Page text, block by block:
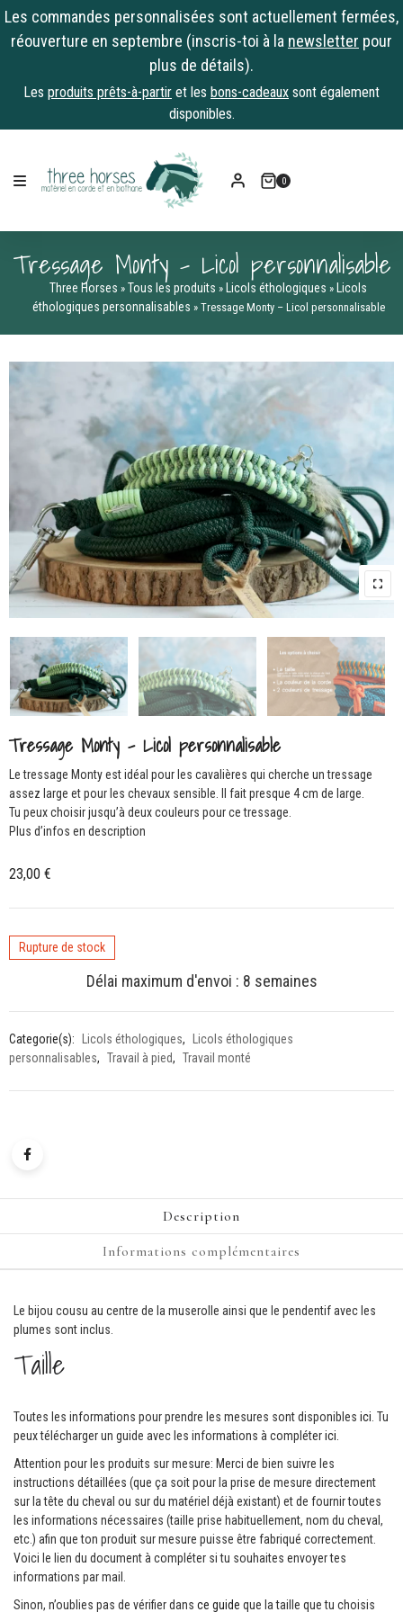
Les commandes personnalisées sont actuellement fermées,
réouverture en septembre (inscris-toi à la newsletter pour
plus de détails).
Les produits prêts-à-partir et les bons-cadeaux sont également
disponibles.
content
0
Tressage Monty – Licol personnalisable
Three Horses » Tous les produits » Licols éthologiques » Licols
éthologiques personnalisables » Tressage Monty – Licol personnalisable
Tressage Monty – Licol personnalisable
Le tressage Monty est idéal pour les cavalières qui cherche un tressage
assez large et pour les chevaux sensible. Il fait presque 4 cm de large.
Tu peux choisir jusqu’à deux couleurs pour ce tressage.
Plus d’infos en description
23,00 €
Rupture de stock
Délai maximum d'envoi : 8 semaines
Categorie(s): Licols éthologiques,
Licols éthologiques
personnalisables, Travail à pied, Travail monté
Description
Informations complémentaires
Le bijou cousu au centre de la muserolle ainsi que le pendentif avec les
plumes sont inclus.
Taille
Toutes les informations pour prendre les mesures sont disponibles ici . Tu
peux télécharger un guide avec les informations à compléterici.
Attention pour les produits sur mesure: Merci de bien suivre les
instructions détaillées (que ça soit pour la prise de mesure directement
sur la tête du cheval ou sur du matériel déjà existant) et de fournir toutes
les informations nécessaires (taille prise habituellement, nom du cheval,
etc.) afin que ton produit sur mesure puisse être fabriqué correctement.
Voici le lien du document à compléter si tu souhaites envoyer tes
informations par mail.
Sinon, n’oublies pas de vérifier dans ce guide que la taille que tu choisis